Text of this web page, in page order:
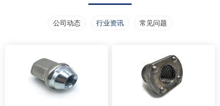
公司动态 行业资讯 常见问题